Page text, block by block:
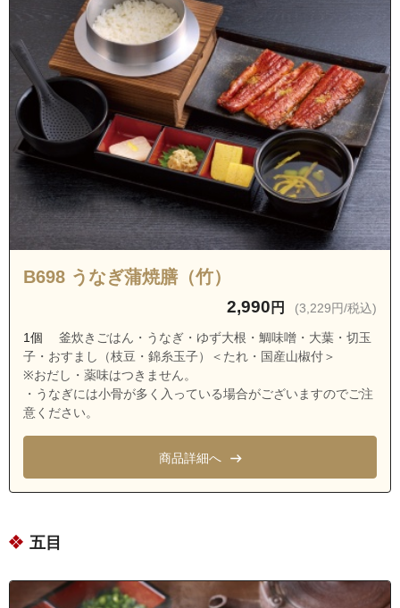
B698 うなぎ蒲焼膳（竹）
2,990 円 (3,229円/税込)
1個
釜炊きごはん・うなぎ・ゆず大根・鯛味噌・大葉・切玉
子・おすまし（枝豆・錦糸玉子）＜たれ・国産山椒付＞
※おだし・薬味はつきません。
・うなぎには小骨が多く入っている場合がございますのでご注
意ください。
商品詳細へ
五目